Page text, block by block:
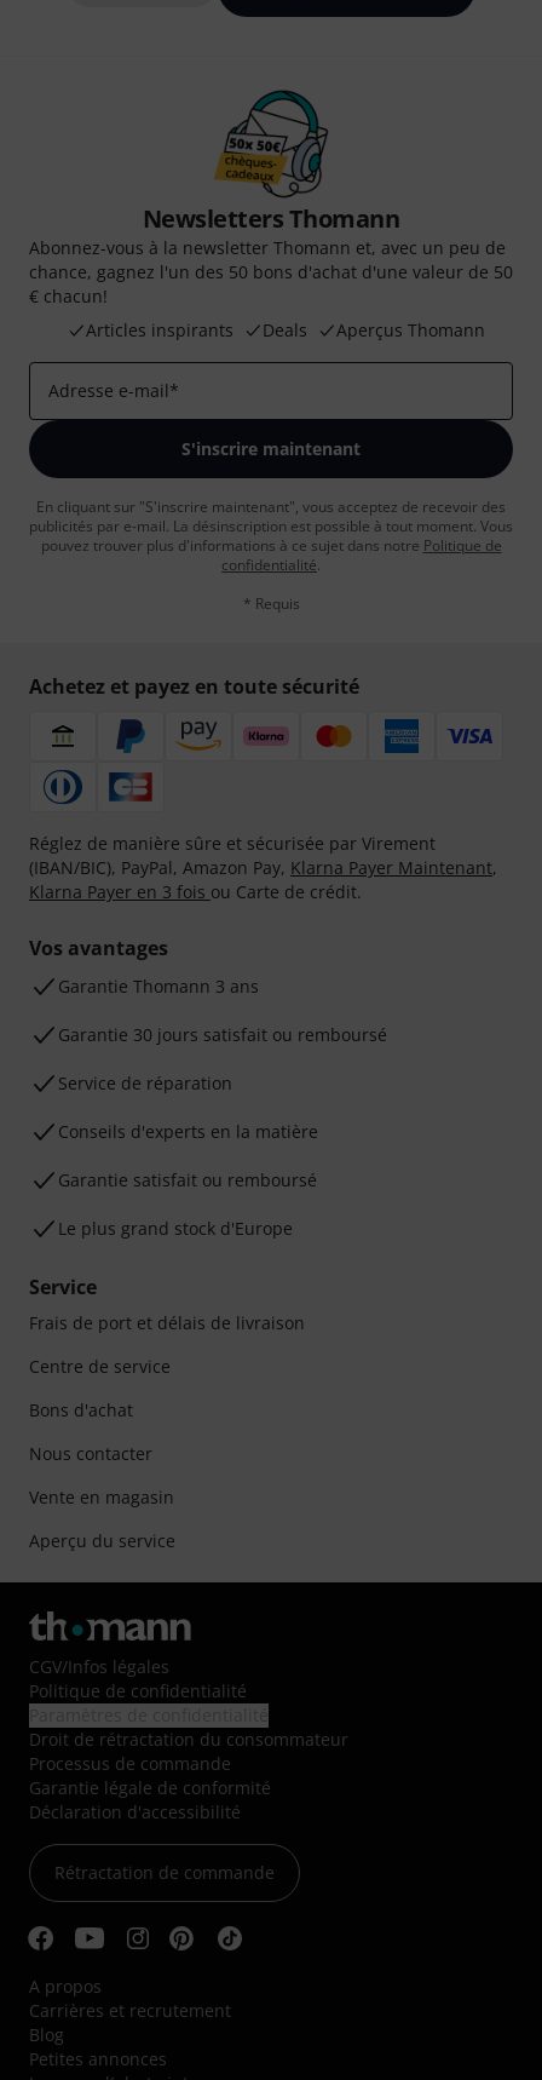
Newsletters Thomann
Abonnez-vous à la newsletter Thomann et, avec un peu de
chance, gagnez l'un des 50 bons d'achat d'une valeur de 50
€ chacun!
Articles inspirants
Deals Aperçus Thomann
Adresse e-mail*
S'inscrire maintenant
En cliquant sur "S'inscrire maintenant", vous acceptez de recevoir des
publicités par e-mail. La désinscription est possible à tout moment. Vous
pouvez trouver plus d'informations à ce sujet dans notre Politique de
confidentialité.
* Requis
Achetez et payez en toute sécurité
Réglez de manière sûre et sécurisée par Virement
(IBAN/BIC), PayPal, Amazon Pay, Klarna Payer Maintenant,
Klarna Payer en 3 fois ou Carte de crédit.
Vos avantages
Ga­ran­tie Thomann 3 ans
Garantie 30 jours satisfait ou remboursé
Service de réparation
Conseils d'experts en la matière
Garantie satisfait ou remboursé
Le plus grand stock d'Europe
Service
Frais de port et délais de livraison
Centre de service
Bons d'achat
Nous contacter
Vente en magasin
Aperçu du service
CGV/Infos légales
Politique de confidentialité
Droit de rétractation du consommateur
Processus de commande
Garantie légale de conformité
Déclaration d'accessibilité
Rétractation de commande
A propos
Carrières et recrutement
Blog
Petites annonces